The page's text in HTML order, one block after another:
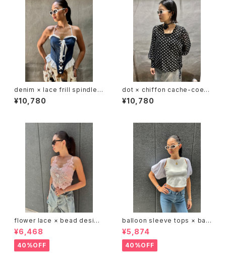
denim × lace frill spindle d
esign bare tops bustier ビ
スチェ トップス デニム レース ス
¥10,780
dot × chiffon cache-coeur
V-neck design tops トップス
カシュクール ドット 水玉 シフォ
¥10,780
flower lace × bead design
camisole キャミソール レース
ビーズ パール 刺繍
¥6,468
40%OFF
balloon sleeve tops × bac
k open tank top 2P トップス
2点セット バルーン デザインス
リーブ 背中開き タンクトップ
¥5,874
40%OFF